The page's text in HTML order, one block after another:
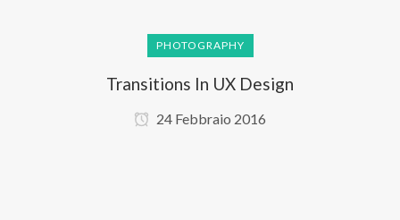
PHOTOGRAPHY
Transitions In UX Design
24 Febbraio 2016